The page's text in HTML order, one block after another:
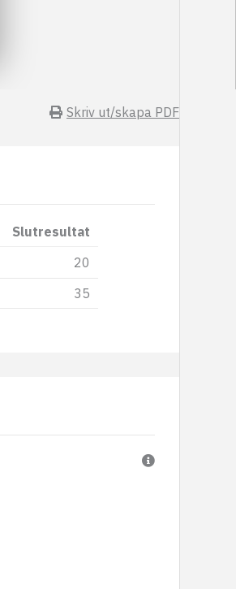
Skriv ut/skapa PDF
Slutresultat
20
35